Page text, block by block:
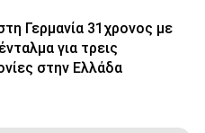
Γερμανία 31χρονος με
για τρεις
στην Ελλάδα